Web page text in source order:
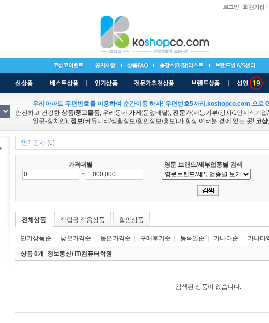
우리아파트 우편번호를 이용하여 순간이동 하자! 우편번호5자리.koshopco.com 으로
안전하고 건강한 상품/중고물품, 우리동네 가게 (문앞배달), 전문가(재능기부/강사/1인지식기업
일꾼-정치인), 정보(커뮤니티/생활정보/할인정보/홍보)가 항상 여러분 곁에 있는 곳! 코
인기강사 (0)
가격대별
영문 브랜드/세부업종별 검색
~
전체상품 적립금 적용상품 할인상품
인기상품순 낮은가격순 높은가격순 구매후기순 등록일순 가나다순 가나다
상품 0개 정보통신/ IT/컴퓨터학원
검색된 상품이 없습니다.